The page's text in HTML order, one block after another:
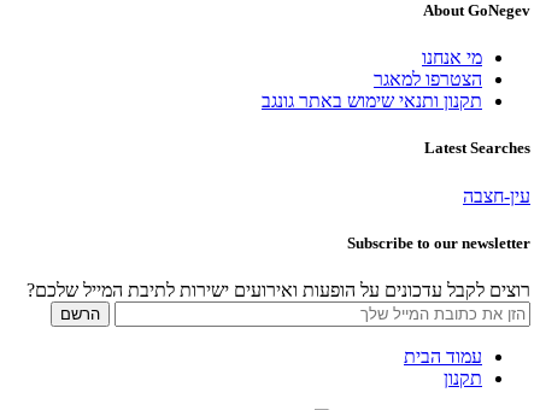
About GoNegev
מי אנחנו
הצטרפו למאגר
תקנון ותנאי שימוש באתר גונגב
Latest Searches
עין-חצבה
Subscribe to our newsletter
רוצים לקבל עדכונים על הופעות ואירועים ישירות לתיבת המייל שלכם?
עמוד הבית
תקנון